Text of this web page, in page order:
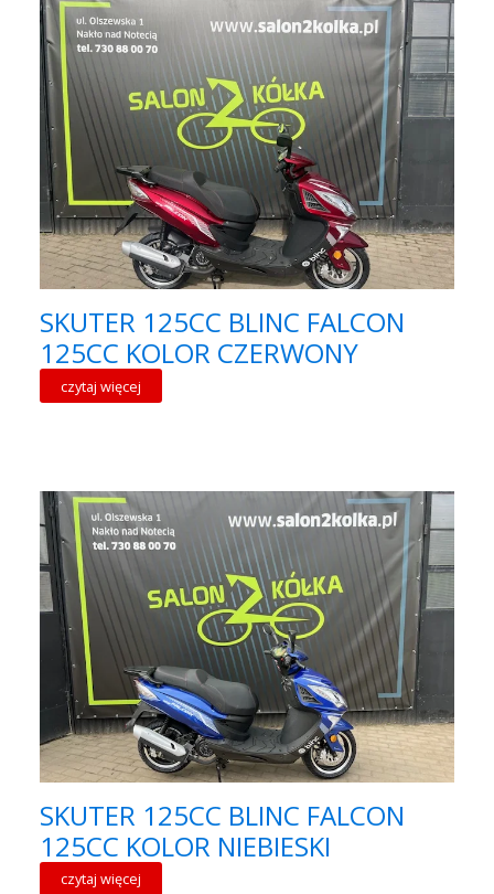
SKUTER 125CC BLINC FALCON
125CC KOLOR CZERWONY
czytaj więcej
SKUTER 125CC BLINC FALCON
125CC KOLOR NIEBIESKI
czytaj więcej